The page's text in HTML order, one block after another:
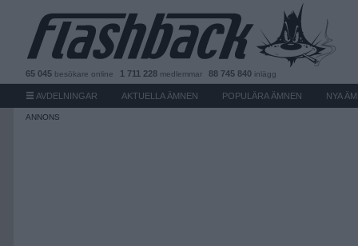
65 045 besökare online 1 711 228 medlemmar 88 745 840 inlägg
AVDELNINGAR AKTUELLA ÄMNEN POPULÄRA ÄMNEN NYA